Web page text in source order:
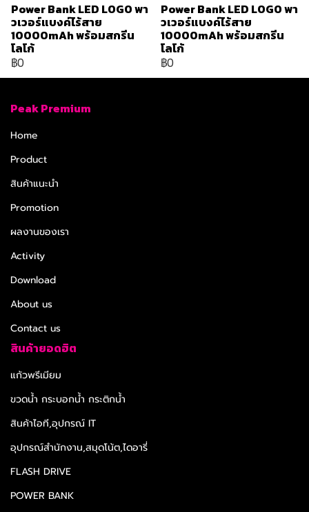
Power Bank LED LOGO พา
วเวอร์แบงค์ไร้สาย
10000mAh พร้อมสกรีน
โลโก้
฿0
Power Bank LED LOGO พา
วเวอร์แบงค์ไร้สาย
10000mAh พร้อมสกรีน
โลโก้
฿0
Peak Premium
Home
Product
สินค้าแนะนำ
Promotion
ผลงานของเรา
Activity
Download
About us
Contact us
สินค้ายอดฮิต
แก้วพรีเมียม
ขวดน้ำ กระบอกน้ำ กระติกน้ำ
สินค้าไอที,อุปกรณ์ IT
อุปกรณ์สำนักงาน,สมุดโน้ต,ไดอารี่
FLASH DRIVE
POWER BANK